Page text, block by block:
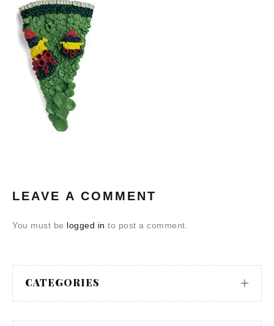
LEAVE A COMMENT
You must be logged in to post a comment.
CATEGORIES